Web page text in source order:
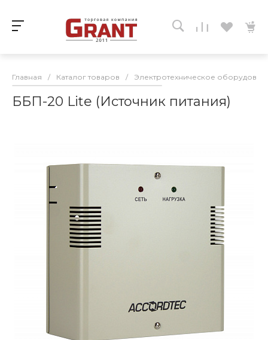
Главная / Каталог товаров / Электротехническое
ББП-20 Lite (Источник питания)